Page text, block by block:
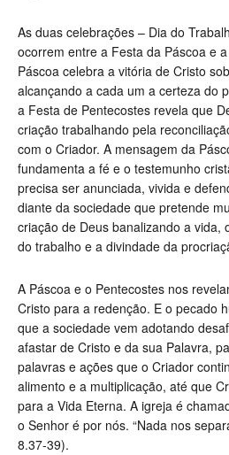
As duas celebrações – Dia do
ocorrem entre a Festa da Páscoa e
Páscoa celebra a vitória de Cristo
alcançando a cada um a certeza do
a Festa de Pentecostes revela que
criação trabalhando pela
com o Criador. A mensagem da
fundamenta a fé e o testemunho
precisa ser anunciada, vivida e
diante da sociedade que pretende
criação de Deus banalizando a vida,
do trabalho e a divindade da
A Páscoa e o Pentecostes nos
Cristo para a redenção. E o pecado
que a sociedade vem adotando
afastar de Cristo e da sua Palavra,
palavras e ações que o Criador
alimento e a multiplicação, até que
para a Vida Eterna. A igreja é
o Senhor é por nós. “Nada nos
8.37-39).